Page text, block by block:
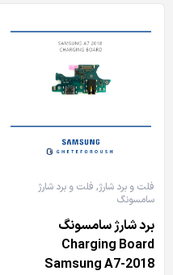
فلت و برد شارژ, فلت و برد شارژ
سامسونگ
برد شارژ سامسونگ
Charging Board
Samsung A7-2018